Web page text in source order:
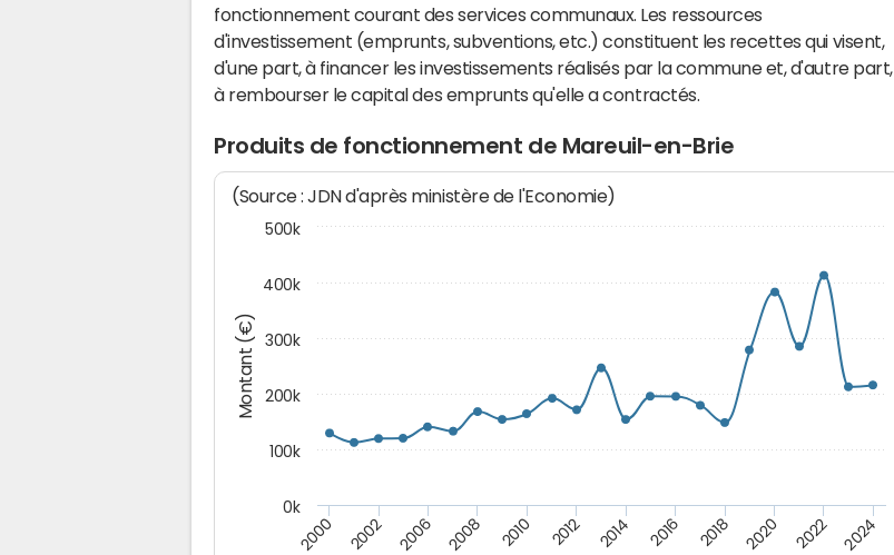
fonctionnement courant des services communaux. Les ressources
d'investissement (emprunts, subventions, etc.) constituent les recettes qui visent,
d'une part, à financer les investissements réalisés par la commune et, d'autre part,
à rembourser le capital des emprunts qu'elle a contractés.
Produits de fonctionnement de Mareuil-en-Brie
Montant (€)
(Source : JDN d'après ministère de l'Economie)
2000 2002 2006 2008 2010 2012 2014 2016 2018 2020 2022 2024
0k
100k
200k
300k
400k
500k